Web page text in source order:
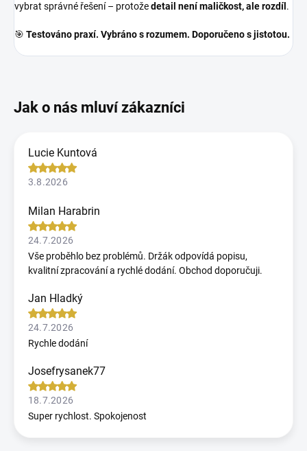
vybrat správné řešení – protožedetail není maličkost, ale rozdíl .
🎯 Testováno praxí. Vybráno s rozumem. Doporučeno s jistotou.
Lucie Kuntová
3.8.2026
Milan Harabrin
24.7.2026
Vše proběhlo bez problémů. Držák odpovídá popisu,
kvalitní zpracování a rychlé dodání. Obchod doporučuji.
Jan Hladký
24.7.2026
Rychle dodání
Josefrysanek77
18.7.2026
Super rychlost. Spokojenost